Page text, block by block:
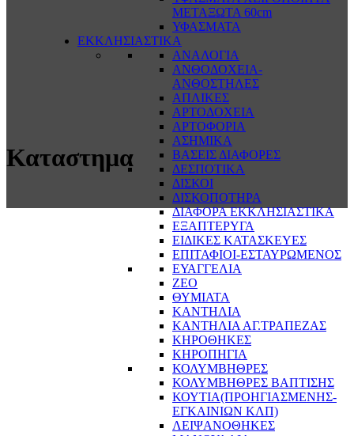
ΜΕΤΑΞΩΤΑ 60cm
ΥΦΑΣΜΑΤΑ
ΕΚΚΛΗΣΙΑΣΤΙΚΑ
ΑΝΑΛΟΓΙΑ
ΑΝΘΟΔΟΧΕΙΑ-
ΑΝΘΟΣΤΗΛΕΣ
ΑΠΛΙΚΕΣ
ΑΡΤΟΔΟΧΕΙΑ
ΑΡΤΟΦΟΡΙΑ
ΑΣΗΜΙΚΑ
ΒΑΣΕΙΣ ΔΙΑΦΟΡΕΣ
ΔΕΣΠΟΤΙΚΑ
ΔΙΣΚΟΙ
ΔΙΣΚΟΠΟΤΗΡΑ
ΔΙΑΦΟΡΑ ΕΚΚΛΗΣΙΑΣΤΙΚΑ
ΕΞΑΠΤΕΡΥΓΑ
ΕΙΔΙΚΕΣ ΚΑΤΑΣΚΕΥΕΣ
ΕΠΙΤΑΦΙΟΙ-ΕΣΤΑΥΡΩΜΕΝΟΣ
ΕΥΑΓΓΕΛΙΑ
ΖΕΟ
ΘΥΜΙΑΤΑ
ΚΑΝΤΗΛΙΑ
ΚΑΝΤΗΛΙΑ ΑΓ.ΤΡΑΠΕΖΑΣ
ΚΗΡΟΘΗΚΕΣ
ΚΗΡΟΠΗΓΙΑ
ΚΟΛΥΜΒΗΘΡΕΣ
ΚΟΛΥΜΒΗΘΡΕΣ ΒΑΠΤΙΣΗΣ
ΚΟΥΤΙΑ(ΠΡΟΗΓΙΑΣΜΕΝΗΣ-
ΕΓΚΑΙΝΙΩΝ ΚΛΠ)
ΛΕΙΨΑΝΟΘΗΚΕΣ
Καταστημα